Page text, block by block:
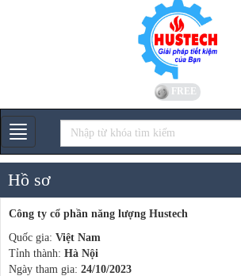
FREE
Gian hàng
Hồ sơ
Công ty cổ phần năng lượng Hustech
Quốc gia: Việt Nam
Tỉnh thành: Hà Nội
Ngày tham gia: 24/10/2023